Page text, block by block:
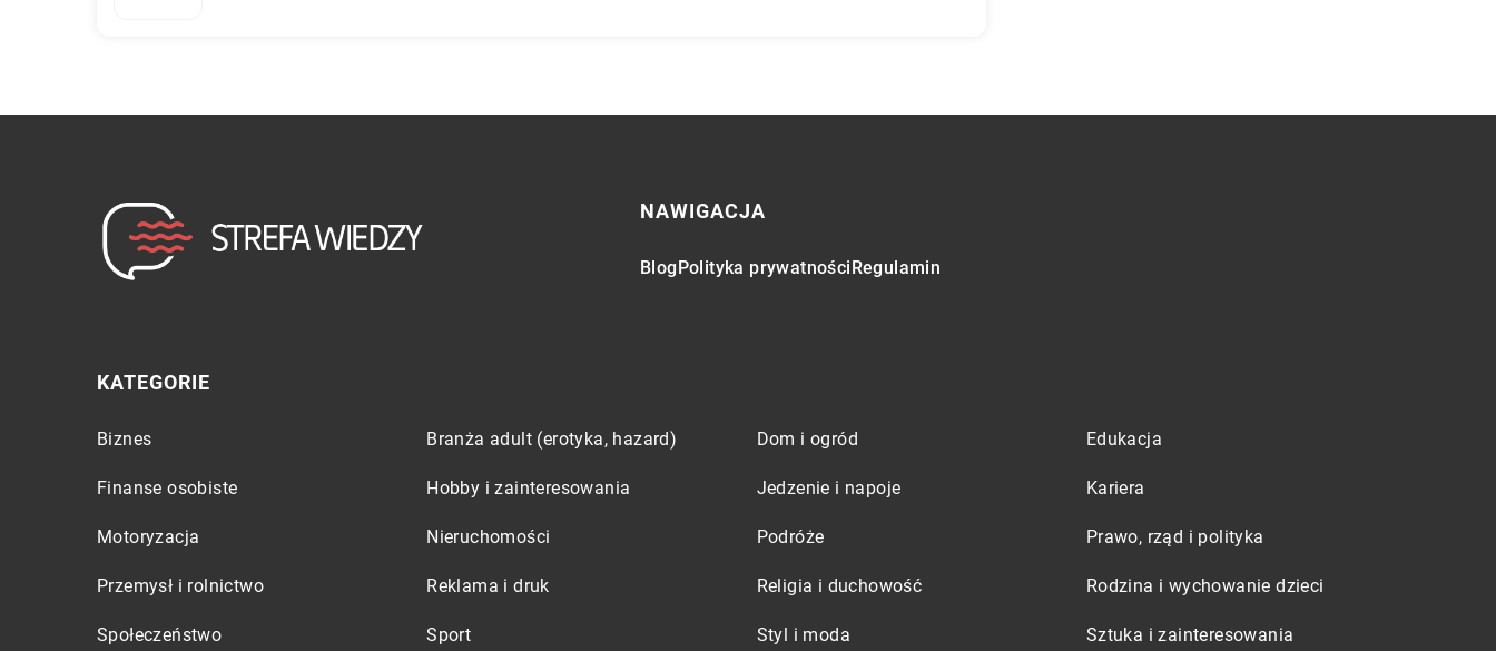
NAWIGACJA
BlogPolityka prywatnościRegulamin
KATEGORIE
Biznes Branża adult (erotyka, hazard) Dom i ogród Edukacja
Finanse osobiste Hobby i zainteresowania Jedzenie i napoje Kariera
Motoryzacja Nieruchomości Podróże Prawo, rząd i polityka
Przemysł i rolnictwo Reklama i druk Religia i duchowość Rodzina i wychowanie dzieci
Społeczeństwo Sport Styl i moda Sztuka i zainteresowania